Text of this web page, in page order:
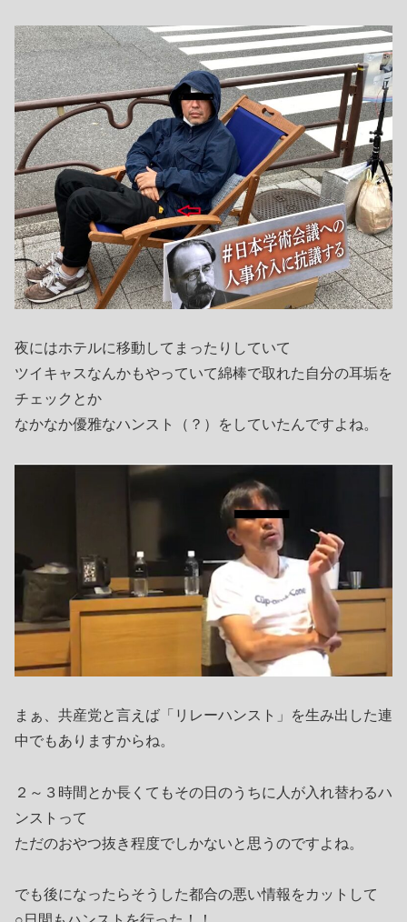
夜にはホテルに移動してまったりしていて
ツイキャスなんかもやっていて綿棒で取れた自分の耳垢を
チェックとか
なかなか優雅なハンスト（？）をしていたんですよね。
まぁ、共産党と言えば「リレーハンスト」を生み出した連
中でもありますからね。
２～３時間とか長くてもその日のうちに人が入れ替わるハ
ンストって
ただのおやつ抜き程度でしかないと思うのですよね。
でも後になったらそうした都合の悪い情報をカットして